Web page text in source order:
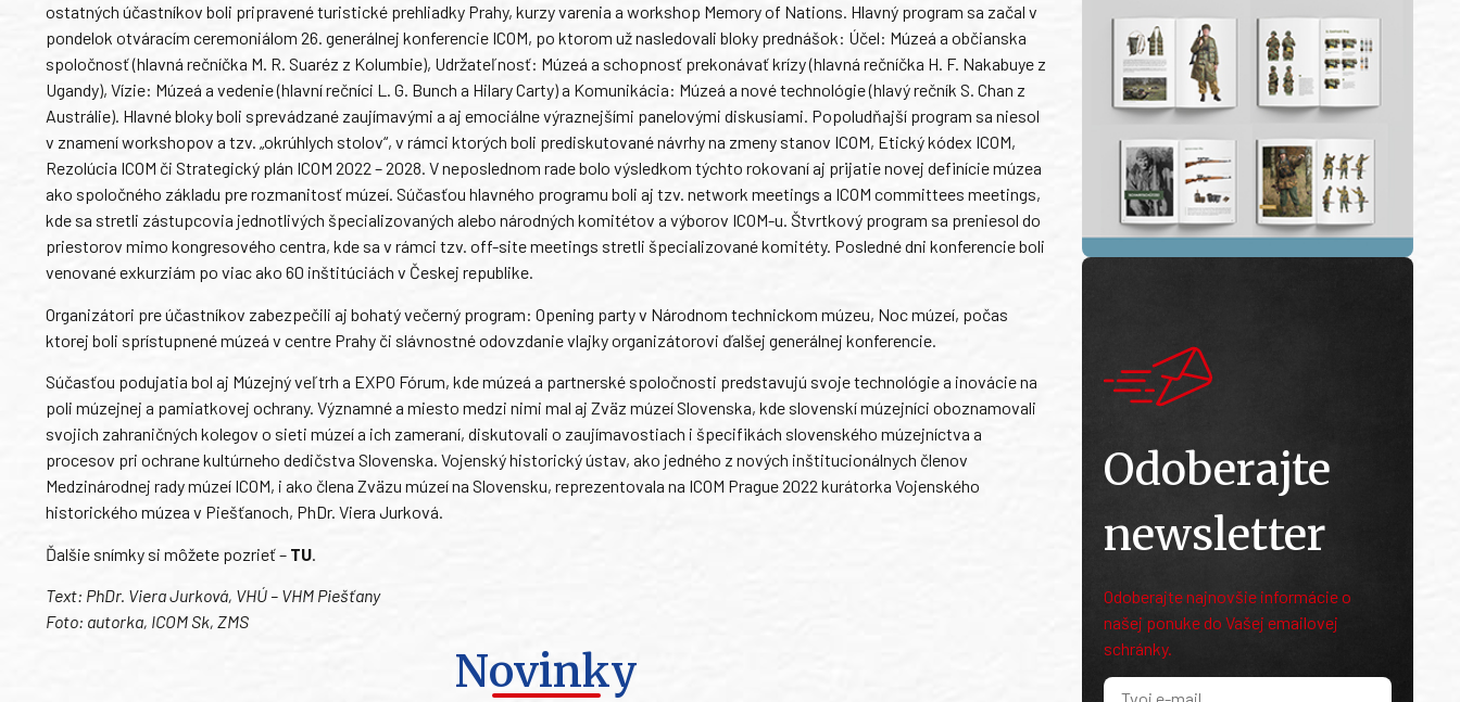
ostatných účastníkov boli pripravené turistické prehliadky Prahy, kurzy varenia a workshop Memory of Nations. Hlavný program sa začal v
pondelok otváracím ceremoniálom 26. generálnej konferencie ICOM, po ktorom už nasledovali bloky prednášok: Účel: Múzeá a občianska
spoločnosť (hlavná rečníčka M. R. Suaréz z Kolumbie), Udržateľnosť: Múzeá a schopnosť prekonávať krízy (hlavná rečníčka H. F. Nakabuye z
Ugandy), Vízie: Múzeá a vedenie (hlavní rečníci L. G. Bunch a Hilary Carty) a Komunikácia: Múzeá a nové technológie (hlavý rečník S. Chan z
Austrálie). Hlavné bloky boli sprevádzané zaujímavými a aj emociálne výraznejšími panelovými diskusiami. Popoludňajší program sa niesol
v znamení workshopov a tzv. „okrúhlych stolov“, v rámci ktorých boli prediskutované návrhy na zmeny stanov ICOM, Etický kódex ICOM,
Rezolúcia ICOM či Strategický plán ICOM 2022 – 2028. V neposlednom rade bolo výsledkom týchto rokovaní aj prijatie novej definície múzea
ako spoločného základu pre rozmanitosť múzeí. Súčasťou hlavného programu boli aj tzv. network meetings a ICOM committees meetings,
kde sa stretli zástupcovia jednotlivých špecializovaných alebo národných komitétov a výborov ICOM-u. Štvrtkový program sa preniesol do
priestorov mimo kongresového centra, kde sa v rámci tzv. off-site meetings stretli špecializované komitéty. Posledné dni konferencie boli
venované exkurziám po viac ako 60 inštitúciách v Českej republike.
Organizátori pre účastníkov zabezpečili aj bohatý večerný program: Opening party v Národnom technickom múzeu, Noc múzeí, počas
ktorej boli sprístupnené múzeá v centre Prahy či slávnostné odovzdanie vlajky organizátorovi ďalšej generálnej konferencie.
Súčasťou podujatia bol aj Múzejný veľtrh a EXPO Fórum, kde múzeá a partnerské spoločnosti predstavujú svoje technológie a inovácie na
poli múzejnej a pamiatkovej ochrany. Významné a miesto medzi nimi mal aj Zväz múzeí Slovenska, kde slovenskí múzejníci oboznamovali
svojich zahraničných kolegov o sieti múzeí a ich zameraní, diskutovali o zaujímavostiach i špecifikách slovenského múzejníctva a
procesov pri ochrane kultúrneho dedičstva Slovenska. Vojenský historický ústav, ako jedného z nových inštitucionálnych členov
Medzinárodnej rady múzeí ICOM, i ako člena Zväzu múzeí na Slovensku, reprezentovala na ICOM Prague 2022 kurátorka Vojenského
historického múzea v Piešťanoch, PhDr. Viera Jurková.
Ďalšie snímky si môžete pozrieť – TU
Text: PhDr. Viera Jurková, VHÚ – VHM Piešťany
Foto: autorka, ICOM Sk, ZMS
Novinky
Odoberajte
newsletter
Odoberajte najnovšie informácie o
našej ponuke do Vašej emailovej
schránky.